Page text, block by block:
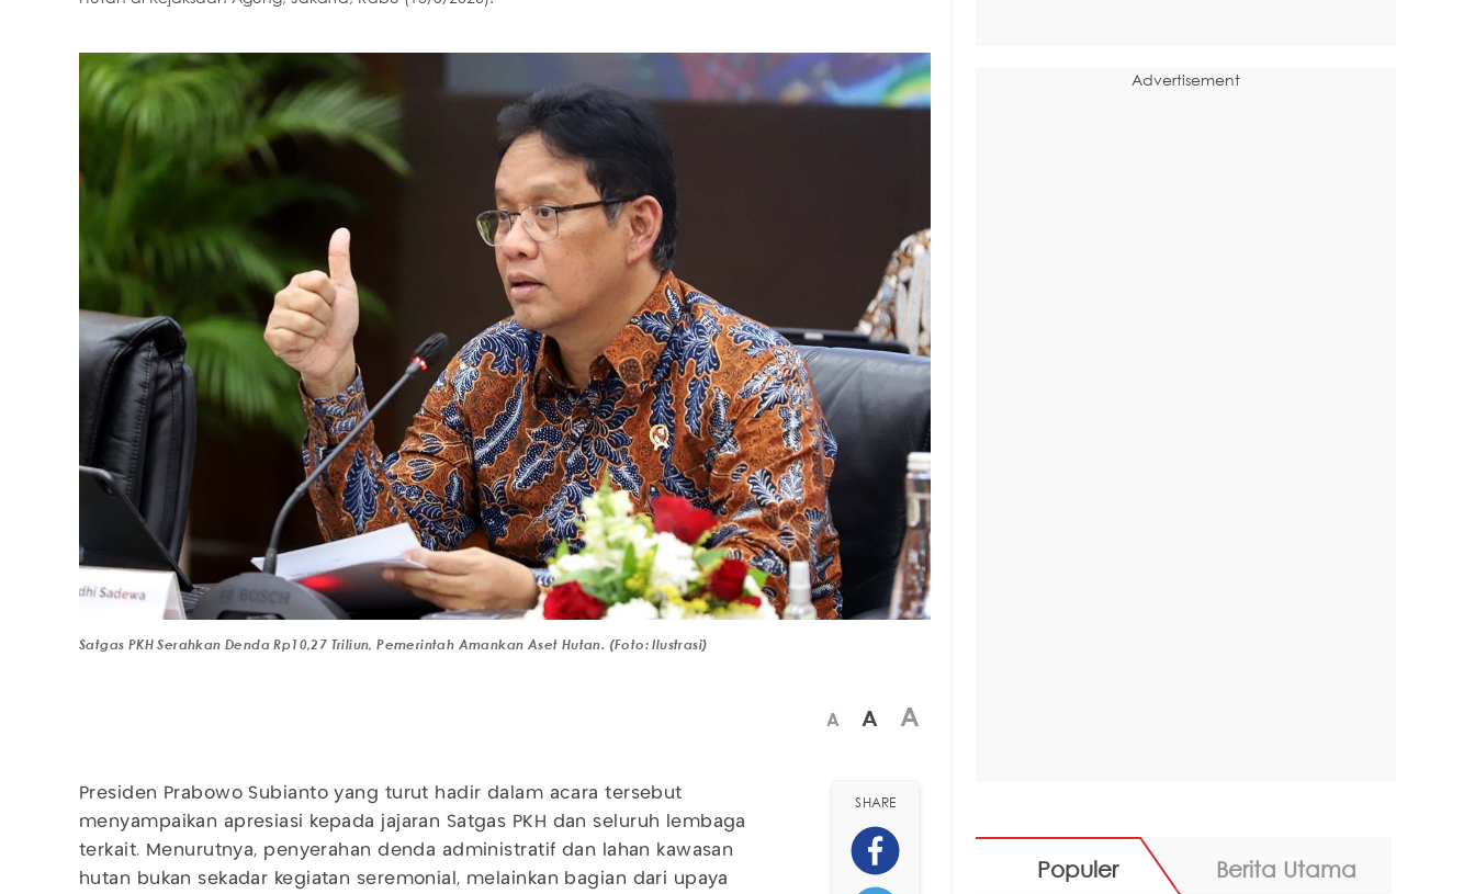
Satgas PKH Serahkan Denda Rp10,27 Triliun, Pemerintah Amankan Aset Hutan. (Foto: Ilustrasi)
A A A
Presiden Prabowo Subianto yang turut hadir dalam acara tersebut
menyampaikan apresiasi kepada jajaran Satgas PKH dan seluruh lembaga
terkait. Menurutnya, penyerahan denda administratif dan lahan kawasan
hutan bukan sekadar kegiatan seremonial, melainkan bagian dari upaya
SHARE
Advertisement
Populer Berita Utama